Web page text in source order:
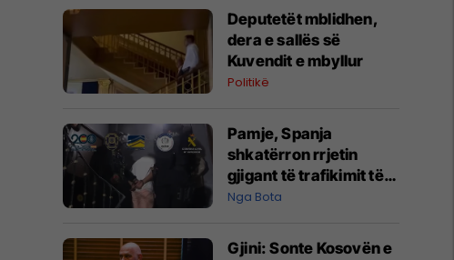
Deputetët mblidhen,
dera e sallës së
Kuvendit e mbyllur
Politikë
Pamje, Spanja
shkatërron rrjetin
gjigant të trafikimit të
emigrantëve dhe
Nga Bota
Gjini: Sonte Kosovën e